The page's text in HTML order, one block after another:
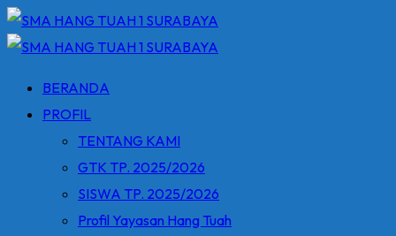
Skip
to
BERANDA
PROFIL
TENTANG KAMI
GTK TP. 2025/2026
SISWA TP. 2025/2026
Profil Yayasan Hang Tuah